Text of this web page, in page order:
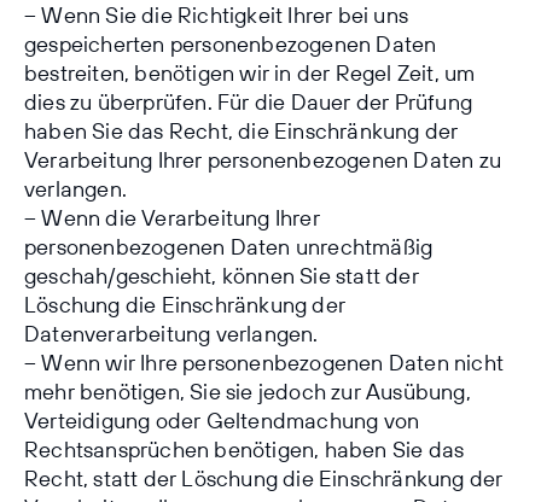
– Wenn Sie die Richtigkeit Ihrer bei uns
gespeicherten personenbezogenen Daten
bestreiten, benötigen wir in der Regel Zeit, um
dies zu überprüfen. Für die Dauer der Prüfung
haben Sie das Recht, die Einschränkung der
Verarbeitung Ihrer personenbezogenen Daten zu
verlangen.
– Wenn die Verarbeitung Ihrer
personenbezogenen Daten unrechtmäßig
geschah/geschieht, können Sie statt der
Löschung die Einschränkung der
Datenverarbeitung verlangen.
– Wenn wir Ihre personenbezogenen Daten nicht
mehr benötigen, Sie sie jedoch zur Ausübung,
Verteidigung oder Geltendmachung von
Rechtsansprüchen benötigen, haben Sie das
Recht, statt der Löschung die Einschränkung der